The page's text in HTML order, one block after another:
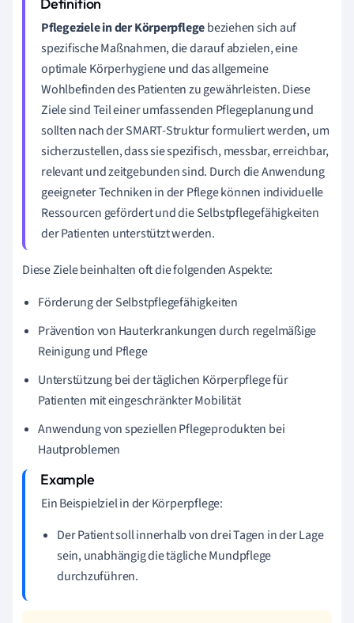
Pflegeziele in der Körperpflegebeziehen sich auf
spezifische Maßnahmen, die darauf abzielen, eine
optimale Körperhygiene und das allgemeine
Wohlbefinden des Patienten zu gewährleisten. Diese
Ziele sind Teil einer umfassenden Pflegeplanung und
sollten nach der SMART-Struktur formuliert werden, um
sicherzustellen, dass sie spezifisch, messbar, erreichbar,
relevant und zeitgebunden sind. Durch die Anwendung
geeigneter Techniken in der Pflege können individuelle
Ressourcen gefördert und die Selbstpflegefähigkeiten
der Patienten unterstützt werden.
Diese Ziele beinhalten oft die folgenden Aspekte:
Förderung der Selbstpflegefähigkeiten
Prävention von Hauterkrankungen durch regelmäßige
Reinigung und Pflege
Unterstützung bei der täglichen Körperpflege für
Patienten mit eingeschränkter Mobilität
Anwendung von speziellen Pflegeprodukten bei
Hautproblemen
Ein Beispielziel in der Körperpflege:
Der Patient soll innerhalb von drei Tagen in der Lage
sein, unabhängig die tägliche Mundpflege
durchzuführen.